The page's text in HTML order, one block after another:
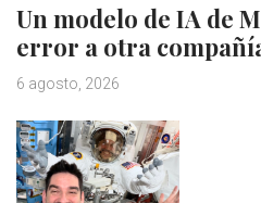
Un modelo de IA de
error a otra
6 agosto, 2026